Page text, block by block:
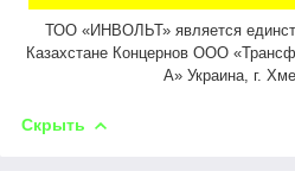
ТОО «ИНВОЛЬТ» является
Казахстане Концернов ООО
А» Украина, г.
Скрыть